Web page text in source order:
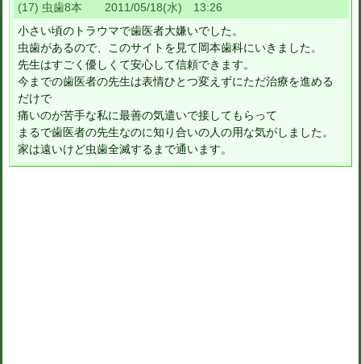
(17) 虫歯8本 2011/05/18(水) 13:26
小さい頃のトラウマで歯医者大嫌いでした。
虫歯があるので、このサイトを見て岡本歯科にいきました。
先生はすごく優しくて安心して信頼できます。
今までの歯医者の先生は表情ひとつ変えずにただ治療を進める
だけで
痛いのが苦手な私に最善の気遣いで接してもらって
まるで歯医者の先生なのに知り合いの人の用な気がしました。
家は遠いけど虫歯全滅するまで通います。